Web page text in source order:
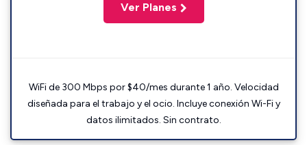
Ver Planes
WiFi de 300 Mbps por $40/mes durante 1 año. Velocidad
diseñada para el trabajo y el ocio. Incluye conexión Wi-Fi y
datos ilimitados. Sin contrato.